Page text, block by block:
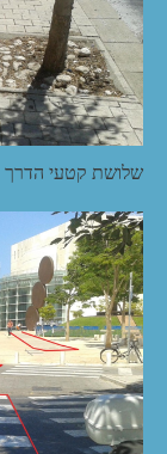
שלושת קטעי הדרך